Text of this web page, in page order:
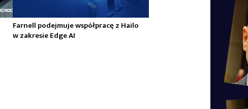
Farnell podejmuje współpracę z Hailo
w zakresie Edge AI